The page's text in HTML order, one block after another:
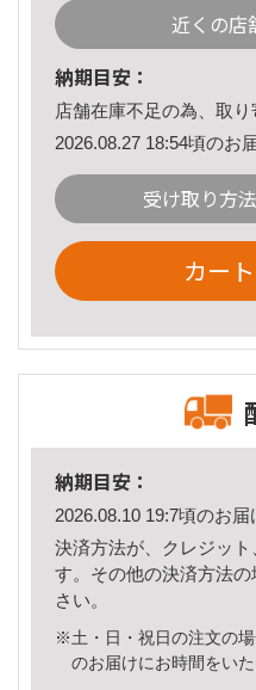
近くの店
納期目安：
店舗在庫不足の為、取り
2026.08.27 18:54頃のお
受け取り方
カー
納期目安：
2026.08.10 19:7頃のお届
決済方法が、クレジッ
す。その他の決済方法の
さい。
※土・日・祝日の注文の
のお届けにお時間をい